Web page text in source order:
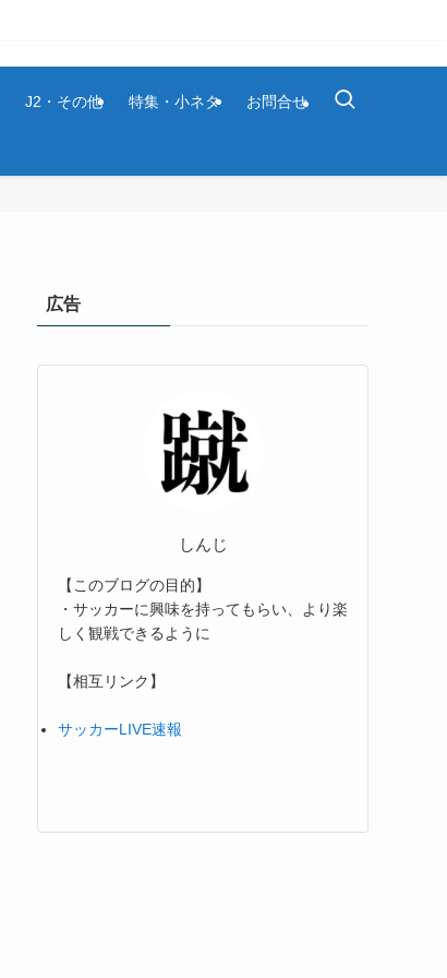
J2・その他 特集・小ネタ お問合せ
広告
しんじ
【このブログの目的】
・サッカーに興味を持ってもらい、より楽
しく観戦できるように
【相互リンク】
サッカーLIVE速報